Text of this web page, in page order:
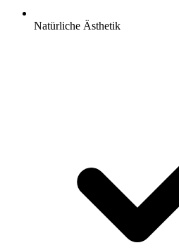
Natürliche Ästhetik